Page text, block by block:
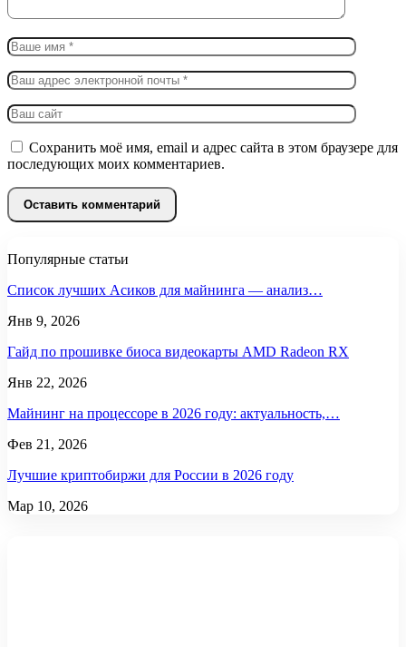
Сохранить моё имя, email и адрес сайта в этом браузере для
последующих моих комментариев.
Популярные статьи
Список лучших Асиков для майнинга — анализ…
Янв 9, 2026
Гайд по прошивке биоса видеокарты AMD Radeon RX
Янв 22, 2026
Майнинг на процессоре в 2026 году: актуальность,…
Фев 21, 2026
Лучшие криптобиржи для России в 2026 году
Мар 10, 2026